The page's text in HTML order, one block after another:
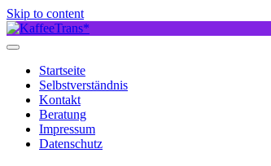
Skip to content
Startseite
Selbstverständnis
Kontakt
Beratung
Impressum
Datenschutz